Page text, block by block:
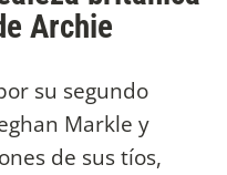
Archie
su segundo
Markle y
de sus tíos,